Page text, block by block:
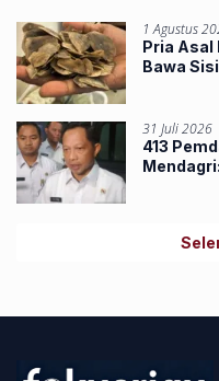
1 Agustus
Pria Asal
Bawa
31 Juli 2026
413